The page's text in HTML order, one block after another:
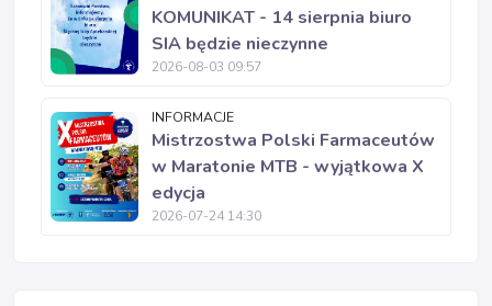
KOMUNIKAT - 14 sierpnia biuro
SIA będzie nieczynne
2026-08-03 09:57
INFORMACJE
Mistrzostwa Polski Farmaceutów
w Maratonie MTB - wyjątkowa X
edycja
2026-07-24 14:30